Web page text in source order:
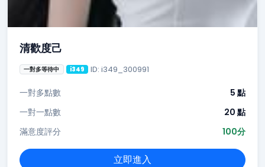
清歡度己
一對多等待中 i349 ID: i349_300991
一對多點數
5 點
一對一點數
20 點
滿意度評分
100分
立即進入